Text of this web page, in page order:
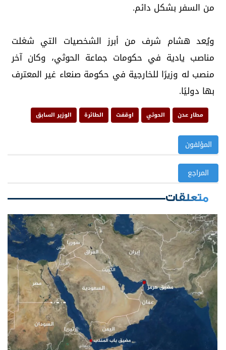
من السفر بشكل دائم.
ويُعد هشام شرف من أبرز الشخصيات التي شغلت
مناصب يادية في حكومات جماعة الحوثي، وكان آخر
منصب له وزيرًا للخارجية في حكومة صنعاء غير المعترف
بها دوليًا.
مطار عدن الحوثي اوقفت الطائرة الوزير السابق
المؤلفون
المراجع
متعلقات